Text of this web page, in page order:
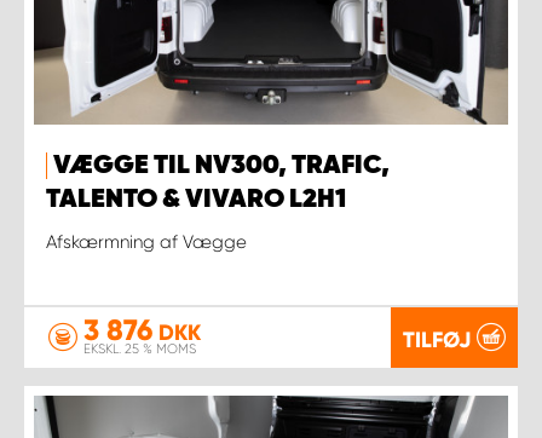
VÆGGE TIL NV300, TRAFIC,
TALENTO & VIVARO L2H1
Afskærmning af Vægge
3 876 DKK
EKSKL. 25 % MOMS TILFØJ